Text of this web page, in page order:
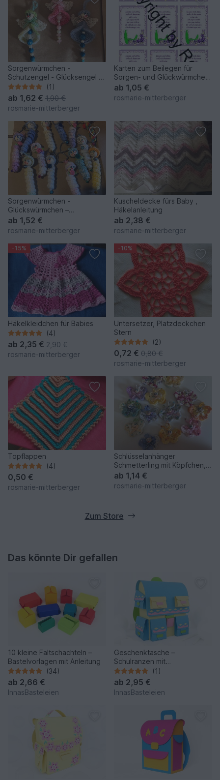
Sorgenwürmchen -
Schutzengel - Glücksengel -
Weihnachtsengel
(1)
ab 1,62 € 1,90 €
rosmarie-mitterberger
Karten zum Beilegen für
Sorgen- und Glückwürmchen
- einfach ausdrucken
ab 1,05 €
rosmarie-mitterberger
Sorgenwürmchen -
Glückswürmchen –
Schlüsselanhänger
ab 1,52 €
rosmarie-mitterberger
Kuscheldecke fürs Baby ,
Häkelanleitung
ab 2,38 €
rosmarie-mitterberger
-15%
Häkelkleidchen für Babies
(4)
ab 2,35 € 2,90 €
rosmarie-mitterberger
-10%
Untersetzer, Platzdeckchen
Stern
(2)
0,72 € 0,80 €
rosmarie-mitterberger
Topflappen
(4)
0,50 €
rosmarie-mitterberger
Schlüsselanhänger
Schmetterling mit Köpfchen,
Deko Schmetterlinge
ab 1,14 €
rosmarie-mitterberger
Zum Store
Das könnte Dir gefallen
10 kleine Faltschachteln –
Bastelvorlagen mit Anleitung
(34)
ab 2,66 €
InnasBasteleien
Geschenktasche –
Schulranzen mit
Außentaschen –
Bastelvorlagen u. Anleitung
(1)
ab 2,95 €
InnasBasteleien